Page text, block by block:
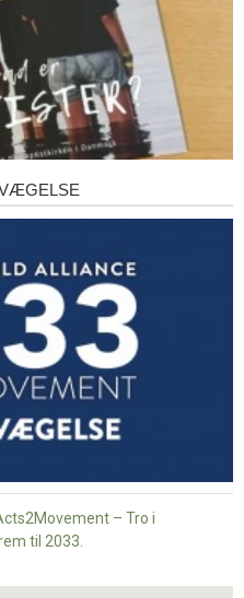
– Tro i
til 2033.